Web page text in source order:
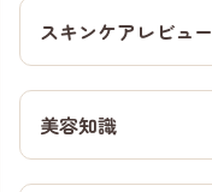
スキンケアレビュー
美容知識